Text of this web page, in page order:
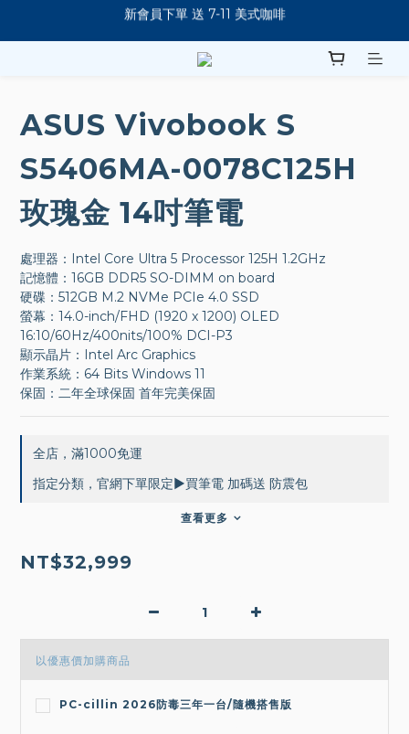
新會員下單 送 7-11 美式咖啡
購買筆電 即加贈防震包
指定商品滿 $5888現折88元！
ASUS Vivobook S
S5406MA-0078C125H
玫瑰金 14吋筆電
處理器：Intel Core Ultra 5 Processor 125H 1.2GHz
記憶體：16GB DDR5 SO-DIMM on board
硬碟：512GB M.2 NVMe PCIe 4.0 SSD
螢幕：14.0-inch/FHD (1920 x 1200) OLED
16:10/60Hz/400nits/100% DCI-P3
顯示晶片：Intel Arc Graphics
作業系統：64 Bits Windows 11
保固：二年全球保固 首年完美保固
全店，滿1000免運
指定分類，官網下單限定▶買筆電 加碼送 防震包
查看更多
NT$32,999
以優惠價加購商品
PC-cillin 2026防毒三年一台/隨機搭售版